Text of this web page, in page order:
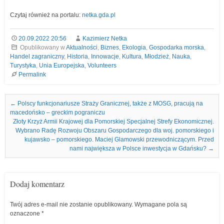
Czytaj również na portalu: netka.gda.pl
20.09.2022 20:56
Kazimierz Netka
Opublikowany wAktualności, Biznes, Ekologia, Gospodarka morska,
Handel zagraniczny, Historia, Innowacje, Kultura, Młodzież, Nauka,
Turystyka, Unia Europejska, Volunteers
Permalink
Nawigacja we wpisach
← Polscy funkcjonariusze Straży Granicznej, także z MOSG, pracują na
macedońsko – greckim pograniczu
Złoty Krzyż Armii Krajowej dla Pomorskiej Specjalnej Strefy Ekonomicznej.
Wybrano Radę Rozwoju Obszaru Gospodarczego dla woj. pomorskiego i
kujawsko – pomorskiego. Maciej Glamowski przewodniczącym. Przed
nami największa w Polsce inwestycja w Gdańsku? →
Dodaj komentarz
Twój adres e-mail nie zostanie opublikowany. Wymagane pola są
oznaczone *